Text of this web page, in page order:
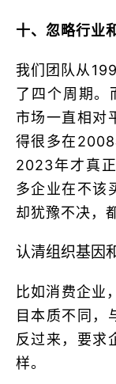
十、忽略行业
我们团队从
了四个周期。
市场一直相对
得很多在
2023年才真
多企业在不该
却犹豫不决，
认清组织基因
比如消费企业
目本质不同，
反过来，要求
样。